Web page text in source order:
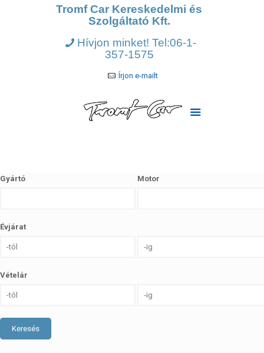
Tromf Car Kereskedelmi és
Szolgáltató Kft.
Hívjon minket! Tel:06-1-
357-1575
Írjon e-mailt
Gyártó Motor
Évjárat
Vételár
Keresés